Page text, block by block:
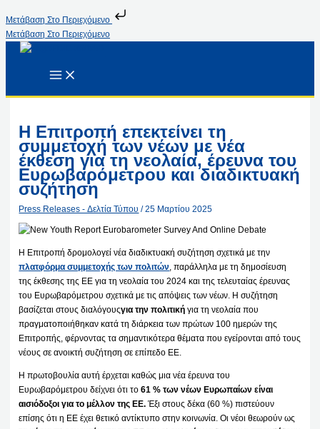
Μετάβαση Στο Περιεχόμενο
Μετάβαση Στο Περιεχόμενο
Η Επιτροπή επεκτείνει τη
συμμετοχή των νέων με νέα
έκθεση για τη νεολαία, έρευνα του
Ευρωβαρόμετρου και διαδικτυακή
συζήτηση
Press Releases - Δελτία Τύπου /25 Μαρτίου 2025
Η Επιτροπή δρομολογεί νέα διαδικτυακή συζήτηση σχετικά με την
πλατφόρμα συμμετοχής των πολιτών, παράλληλα με τη δημοσίευση
της έκθεσης της ΕΕ για τη νεολαία του 2024 και της τελευταίας έρευνας
του Ευρωβαρόμετρου σχετικά με τις απόψεις των νέων. Η συζήτηση
βασίζεται στους διαλόγουςγια την πολιτική για τη νεολαία που
πραγματοποιήθηκαν κατά τη διάρκεια των πρώτων 100 ημερών της
Επιτροπής, φέρνοντας τα σημαντικότερα θέματα που εγείρονται από τους
νέους σε ανοικτή συζήτηση σε επίπεδο ΕΕ.
Η πρωτοβουλία αυτή έρχεται καθώς μια νέα έρευνα του
Ευρωβαρόμετρου δείχνει ότι το61 % των νέων Ευρωπαίων είναι
αισιόδοξοι για το μέλλον της ΕΕ. Έξι στους δέκα (60 %) πιστεύουν
επίσης ότι η ΕΕ έχει θετικό αντίκτυπο στην κοινωνία. Οι νέοι θεωρούν ως